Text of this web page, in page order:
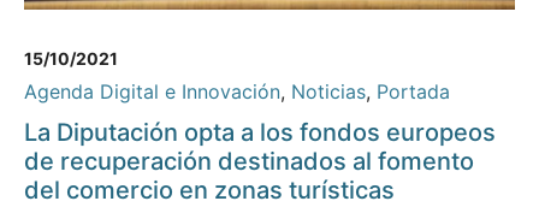
15/10/2021
Agenda Digital e Innovación, Noticias, Portada
La Diputación opta a los fondos europeos
de recuperación destinados al fomento
del comercio en zonas turísticas